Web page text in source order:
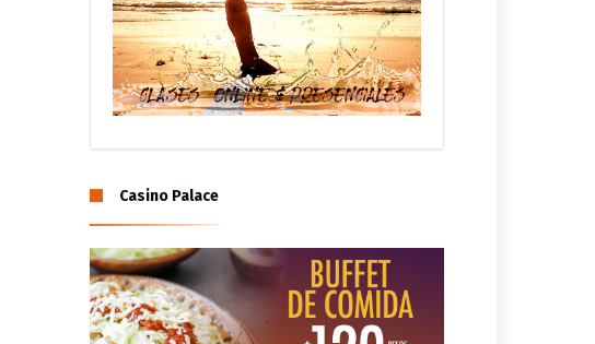
Casino Palace